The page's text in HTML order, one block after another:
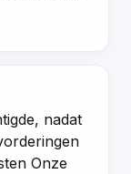
nadat
Onze